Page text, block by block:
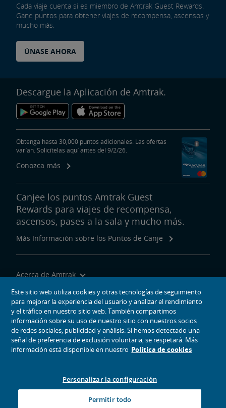
Cada viaje cuenta si es miembro de Amtrak Guest Rewards.
Gane puntos para obtener viajes de recompensa, ascensos y
mucho más.
ÚNASE AHORA
Descargue la Aplicación de Amtrak.
Obtenga hasta 30,000 puntos adicionales. Las ofertas
varían. Solicítelas aquí antes del 9/2/26.
Conozca más
Canjee los puntos Amtrak Guest
Rewards para viajes de recompensa,
ascensos, pases a la sala y mucho más.
Más Información sobre los Puntos de Canje
Acerca de Amtrak
Viajar con Nosotros
Herramientas del Sitio
iconos de medios sociales
Este sitio web utiliza cookies y otras tecnologías de seguimiento
para mejorar la experiencia del usuario y analizar el rendimiento
y el tráfico en nuestro sitio web. También compartimos
información sobre su uso de nuestro sitio con nuestros socios
de redes sociales, publicidad y análisis. Si hemos detectado una
señal de preferencia de exclusión voluntaria, se respetará. Más
información está disponible en nuestro Política de cookies
Personalizar la configuración
Permitir todo